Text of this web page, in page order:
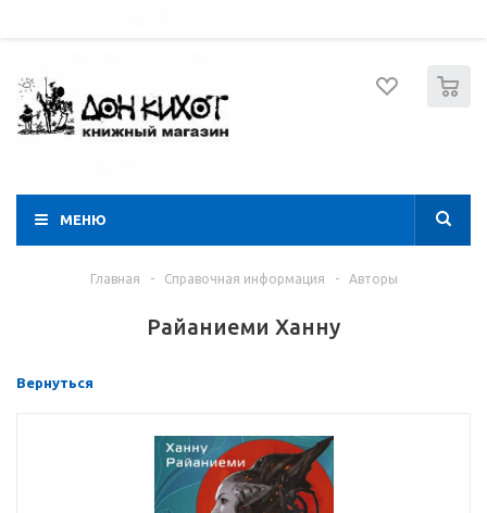
МЕНЮ
Главная - Справочная информация - Авторы
Райаниеми Ханну
Вернуться